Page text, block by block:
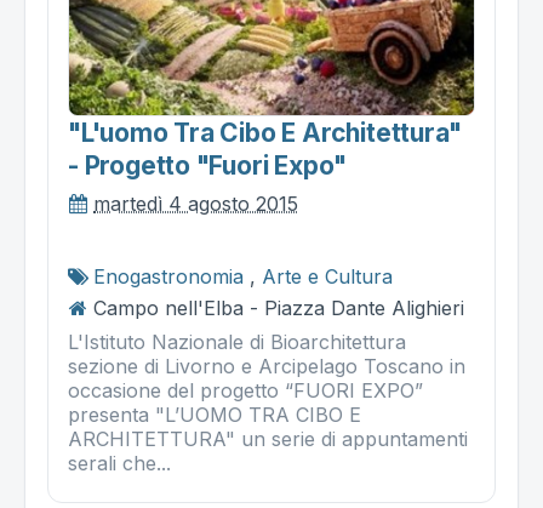
"l'uomo Tra Cibo E Architettura"
- Progetto "fuori Expo"
martedì 4 agosto 2015
Enogastronomia , Arte e Cultura
Campo nell'Elba - Piazza Dante Alighieri
L'Istituto Nazionale di Bioarchitettura
sezione di Livorno e Arcipelago Toscano in
occasione del progetto “FUORI EXPO”
presenta "L’UOMO TRA CIBO E
ARCHITETTURA" un serie di appuntamenti
serali che...